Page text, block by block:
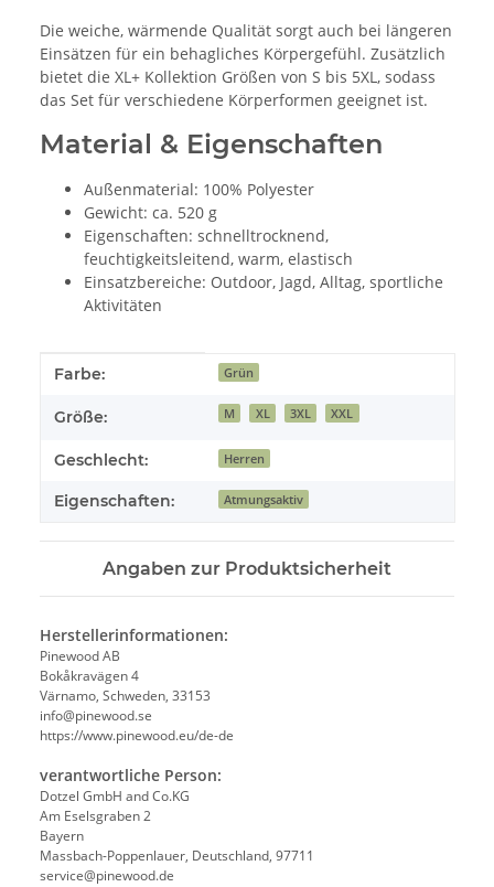
Die weiche, wärmende Qualität sorgt auch bei längeren
Einsätzen für ein behagliches Körpergefühl. Zusätzlich
bietet die XL+ Kollektion Größen von S bis 5XL, sodass
das Set für verschiedene Körperformen geeignet ist.
Material & Eigenschaften
Außenmaterial: 100% Polyester
Gewicht: ca. 520 g
Eigenschaften: schnelltrocknend,
feuchtigkeitsleitend, warm, elastisch
Einsatzbereiche: Outdoor, Jagd, Alltag, sportliche
Aktivitäten
Produkteigenschaft
Wert
Farbe: Grün
Größe: M XL 3XL XXL
Geschlecht: Herren
Eigenschaften: Atmungsaktiv
Angaben zur Produktsicherheit
Herstellerinformationen:
Pinewood AB
Bokåkravägen 4
Värnamo, Schweden, 33153
info@pinewood.se
https://www.pinewood.eu/de-de
verantwortliche Person:
Dotzel GmbH and Co.KG
Am Eselsgraben 2
Bayern
Massbach-Poppenlauer, Deutschland, 97711
service@pinewood.de